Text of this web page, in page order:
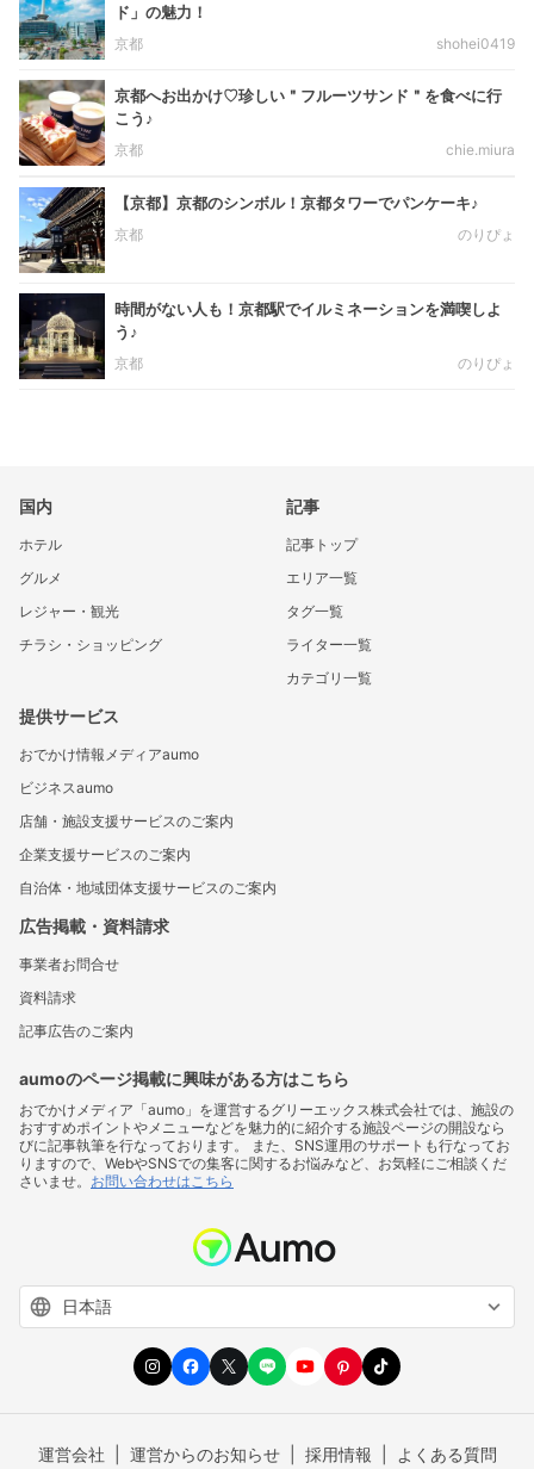
ド」の魅力！
京都
shohei0419
京都へお出かけ♡珍しい＂フルーツサンド＂を食べに行
こう♪
京都
chie.miura
【京都】京都のシンボル！京都タワーでパンケーキ♪
京都
のりぴょ
時間がない人も！京都駅でイルミネーションを満喫しよ
う♪
京都
のりぴょ
国内
ホテル
グルメ
レジャー・観光
チラシ・ショッピング
記事
記事トップ
エリア一覧
タグ一覧
ライター一覧
カテゴリ一覧
提供サービス
おでかけ情報メディアaumo
ビジネスaumo
店舗・施設支援サービスのご案内
企業支援サービスのご案内
自治体・地域団体支援サービスのご案内
広告掲載・資料請求
事業者お問合せ
資料請求
記事広告のご案内
aumoのページ掲載に興味がある方はこちら
おでかけメディア「aumo」を運営するグリーエックス株式会社では、施設の
おすすめポイントやメニューなどを魅力的に紹介する施設ページの開設なら
びに記事執筆を行なっております。 また、SNS運用のサポートも行なってお
りますので、WebやSNSでの集客に関するお悩みなど、お気軽にご相談くだ
さいませ。 お問い合わせはこちら
運営会社 運営からのお知らせ 採用情報 よくある質問